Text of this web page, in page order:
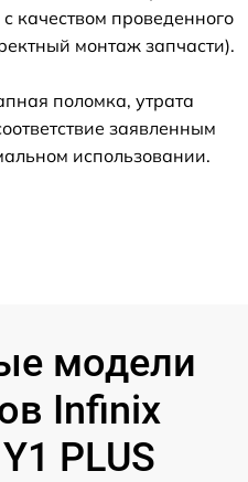
качеством проведенного
монтаж запчасти).
поломка, утрата
заявленным
использовании.
модели
Infinix
PLUS